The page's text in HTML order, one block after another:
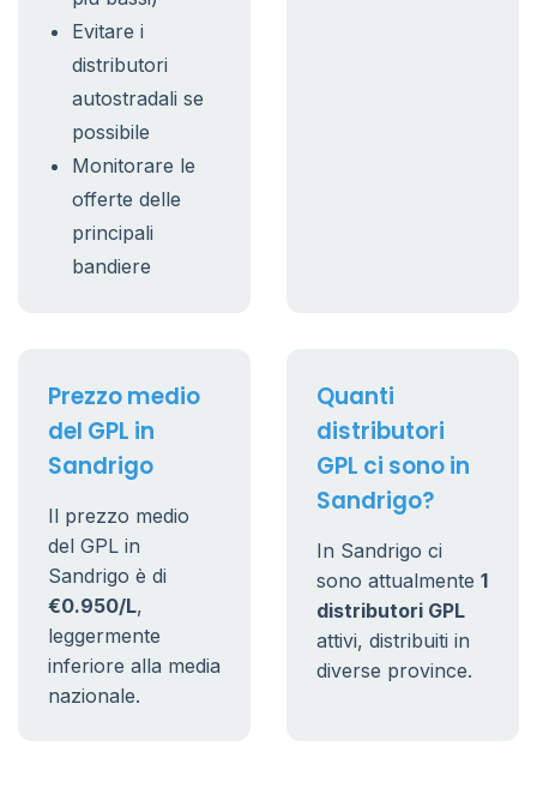
Evitare i
distributori
autostradali se
possibile
Monitorare le
offerte delle
principali
bandiere
Prezzo medio
del GPL in
Sandrigo
Il prezzo medio
del GPL in
Sandrigo è di
€0.950/L,
leggermente
inferiore alla media
nazionale.
Quanti
distributori
GPL ci sono in
Sandrigo?
In Sandrigo ci
sono attualmente 1
distributori GPL
attivi, distribuiti in
diverse province.